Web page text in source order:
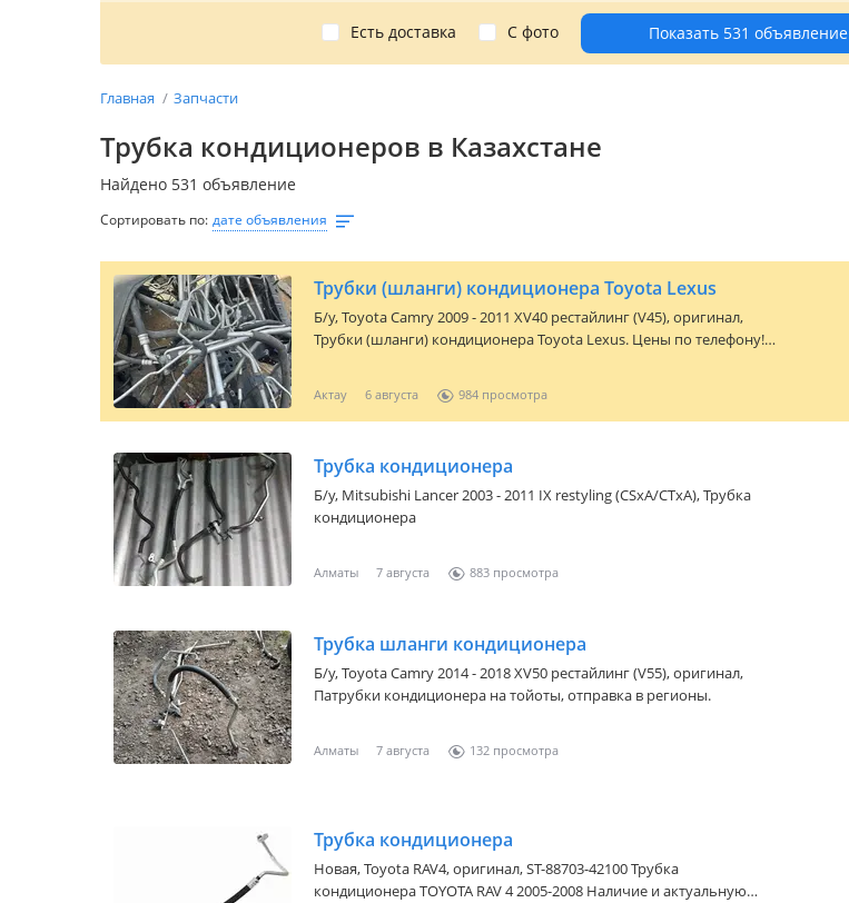
Показать 531 объявление
Есть доставка С фото
Главная Запчасти
Трубка кондиционеров в Казахстане
Найдено 531 объявление
Сортировать по: дате объявления
Трубки (шланги) кондиционера Toyota Lexus
Б/y,Toyota Camry 2009 - 2011 XV40 рестайлинг (V45), оригинал,
Трубки (шланги) кондиционера Toyota Lexus. Цены по телефону!
Актау 6 августа 984
Трубка кондиционера
Б/y, Mitsubishi Lancer 2003 - 2011 IX restyling (CSxA/CTxA), Трубка
кондиционера
Алматы 7 августа 883
Трубка шланги кондиционера
Б/y,Toyota Camry 2014 - 2018 XV50 рестайлинг (V55), оригинал,
Патрубки кондиционера на тойоты, отправка в регионы.
Алматы 7 августа 132
Трубка кондиционера
Новая,Toyota RAV4, оригинал, ST-88703-42100 Трубка
кондиционера TOYOTA RAV 4 2005-2008 Наличие и актуальную